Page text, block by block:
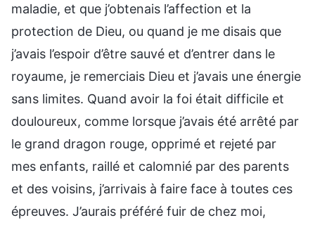
maladie, et que j’obtenais l’affection et la
protection de Dieu, ou quand je me disais que
j’avais l’espoir d’être sauvé et d’entrer dans le
royaume, je remerciais Dieu et j’avais une énergie
sans limites. Quand avoir la foi était difficile et
douloureux, comme lorsque j’avais été arrêté par
le grand dragon rouge, opprimé et rejeté par
mes enfants, raillé et calomnié par des parents
et des voisins, j’arrivais à faire face à toutes ces
épreuves. J’aurais préféré fuir de chez moi,